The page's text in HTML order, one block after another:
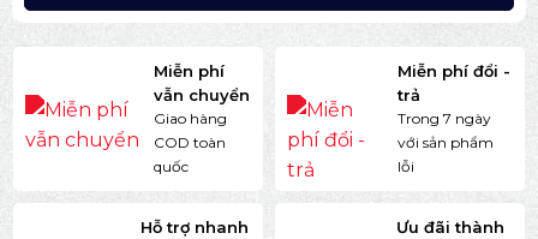
Miễn phí
vẫn chuyển
Giao hàng
COD toàn
quốc
Miễn phí đổi -
trả
Trong 7 ngày
với sản phẩm
lỗi
Hỗ trợ nhanh
Ưu đãi thành